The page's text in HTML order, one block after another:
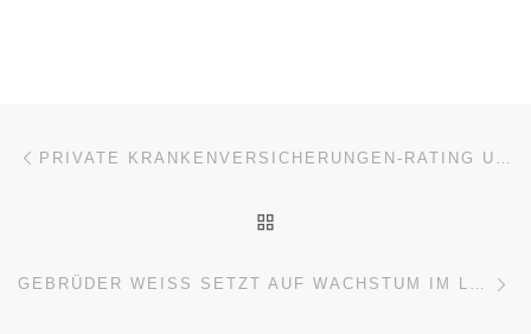
Beitragsnavigation
GEBRÜDER WEISS SETZT AUF WACHSTUM IM LOGISTIKMARKT TÜRKEI